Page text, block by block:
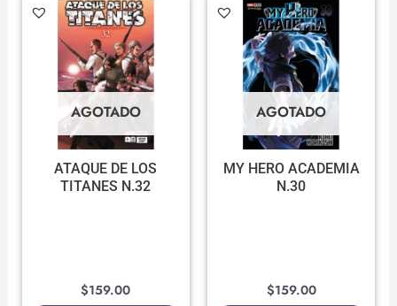
AGOTADO
ATAQUE DE LOS
TITANES N.32
$159.00
AGOTADO
MY HERO ACADEMIA
N.30
$159.00